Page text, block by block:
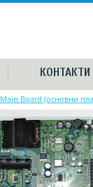
КОНТАКТИ
Main Board (основни